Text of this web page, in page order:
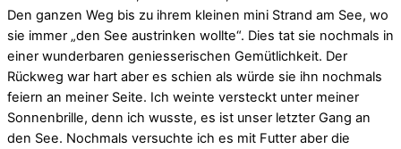
Den ganzen Weg bis zu ihrem kleinen mini Strand am See, wo
sie immer „den See austrinken wollte“. Dies tat sie nochmals in
einer wunderbaren geniesserischen Gemütlichkeit. Der
Rückweg war hart aber es schien als würde sie ihn nochmals
feiern an meiner Seite. Ich weinte versteckt unter meiner
Sonnenbrille, denn ich wusste, es ist unser letzter Gang an
den See. Nochmals versuchte ich es mit Futter aber die